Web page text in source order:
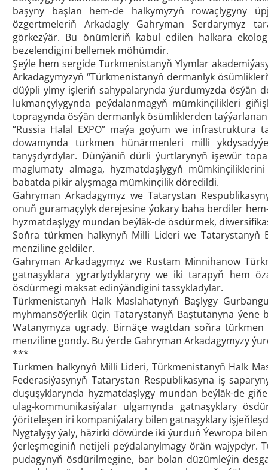
başyny başlan hem-de halkymyzyň rowaçlygyny
özgertmeleriň Arkadagly Gahryman Serdarymyz
görkezýär. Bu önümleriň kabul edilen halkara
bezelendigini bellemek möhümdir.
Şeýle hem sergide Türkmenistanyň Ylymlar
Arkadagymyzyň “Türkmenistanyň dermanlyk
düýpli ylmy işleriň sahypalarynda ýurdumyzda ösýän
lukmançylygynda peýdalanmagyň mümkinçilikleri
topragynda ösýän dermanlyk ösümliklerden
“Russia Halal EXPO” maýa goýum we
dowamynda türkmen hünärmenleri milli
tanyşdyrdylar. Dünýäniň dürli ýurtlarynyň işewür
maglumaty almaga, hyzmatdaşlygyň
babatda pikir alyşmaga mümkinçilik döredildi.
Gahryman Arkadagymyz we Tatarystan
onuň guramaçylyk derejesine ýokary baha berdiler
hyzmatdaşlygy mundan beýläk-de ösdürmek,
Soňra türkmen halkynyň Milli Lideri we Tatarystanyň
menziline geldiler.
Gahryman Arkadagymyz we Rustam Minnihanow
gatnaşyklara ygrarlydyklaryny we iki tarapyň hem
ösdürmegi maksat edinýändigini tassykladylar.
Türkmenistanyň Halk Maslahatynyň Başlygy
myhmansöýerlik üçin Tatarystanyň Baştutanyna
Watanymyza ugrady. Birnäçe wagtdan soňra
menziline gondy. Bu ýerde Gahryman Arkadagymyzy
***
Türkmen halkynyň Milli Lideri, Türkmenistanyň Halk
Federasiýasynyň Tatarystan Respublikasyna iş
duşuşyklarynda hyzmatdaşlygy mundan beýläk-de
ulag-kommunikasiýalar ulgamynda gatnaşyklary
ýöriteleşen iri kompaniýalary bilen gatnaşyklary
Nygtalyşy ýaly, häzirki döwürde iki ýurduň Ýewropa
ýerleşmeginiň netijeli peýdalanylmagy örän wajypdyr.
pudagynyň ösdürilmegine, bar bolan düzümleýin